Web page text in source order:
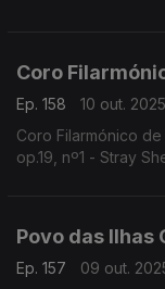
Coro
Ep. 158
10 out. 2025
Coro Filarmónico
op.19, nº1 - Stray
Povo das Ilhas
Ep. 157
09 out.